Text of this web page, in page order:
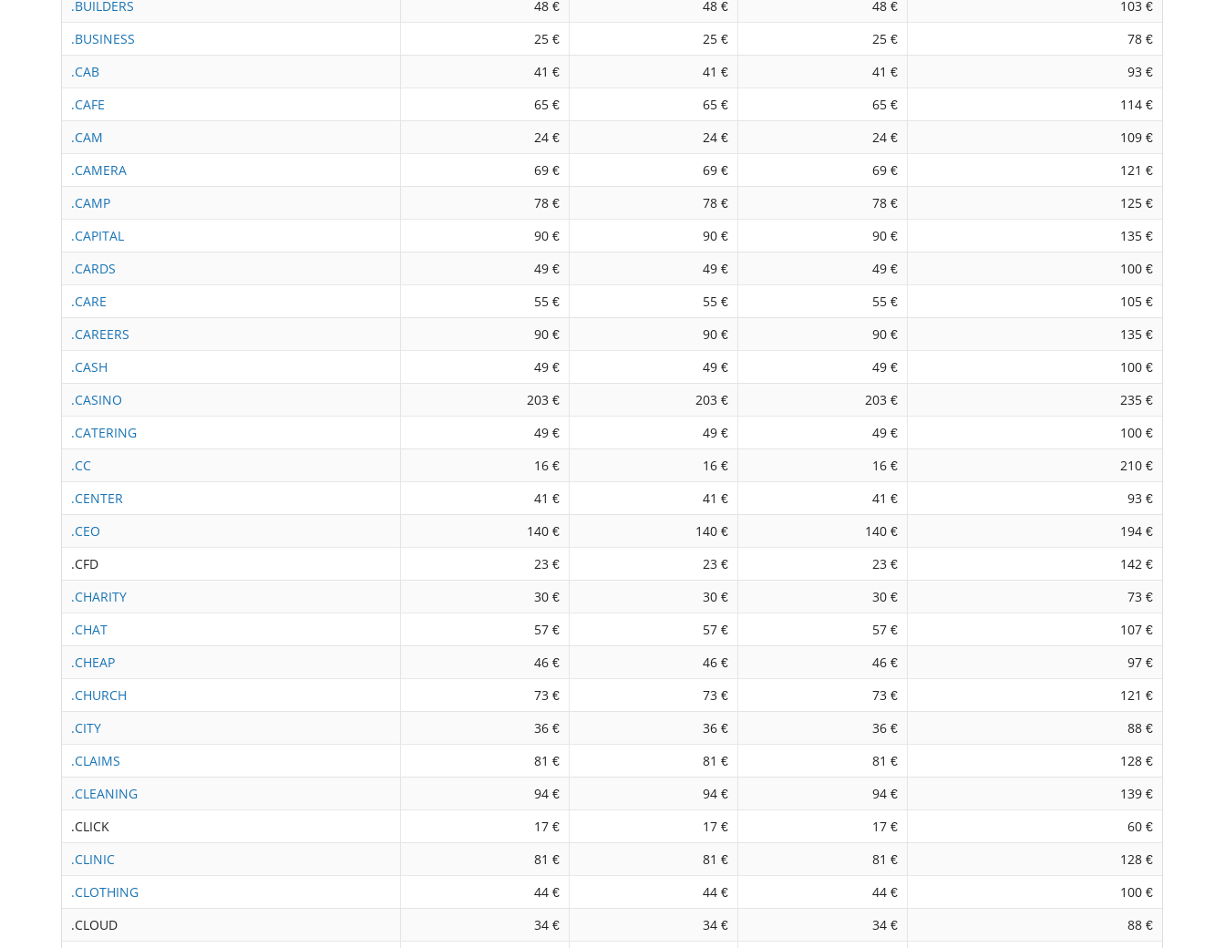
.BUILDERS
48 € 48 € 48 €
103 €
.BUSINESS
25 € 25 € 25 €
78 €
.CAB
41 € 41 € 41 €
93 €
.CAFE
65 € 65 € 65 €
114 €
.CAM
24 € 24 € 24 €
109 €
.CAMERA
69 € 69 € 69 €
121 €
.CAMP
78 € 78 € 78 €
125 €
.CAPITAL
90 € 90 € 90 €
135 €
.CARDS
49 € 49 € 49 €
100 €
.CARE
55 € 55 € 55 €
105 €
.CAREERS
90 € 90 € 90 €
135 €
.CASH
49 € 49 € 49 €
100 €
.CASINO
203 € 203 € 203 €
235 €
.CATERING
49 € 49 € 49 €
100 €
.CC
16 € 16 € 16 €
210 €
.CENTER
41 € 41 € 41 €
93 €
.CEO
140 € 140 € 140 €
194 €
.CFD
23 € 23 € 23 €
142 €
.CHARITY
30 € 30 € 30 €
73 €
.CHAT
57 € 57 € 57 €
107 €
.CHEAP
46 € 46 € 46 €
97 €
.CHURCH
73 € 73 € 73 €
121 €
.CITY
36 € 36 € 36 €
88 €
.CLAIMS
81 € 81 € 81 €
128 €
.CLEANING
94 € 94 € 94 €
139 €
.CLICK
17 € 17 € 17 €
60 €
.CLINIC
81 € 81 € 81 €
128 €
.CLOTHING
44 € 44 € 44 €
100 €
.CLOUD
34 € 34 € 34 €
88 €